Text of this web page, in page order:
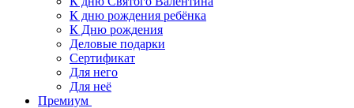
К дню рождения ребёнка
К Дню рождения
Деловые подарки
Сертификат
Для него
Для неё
Премиум